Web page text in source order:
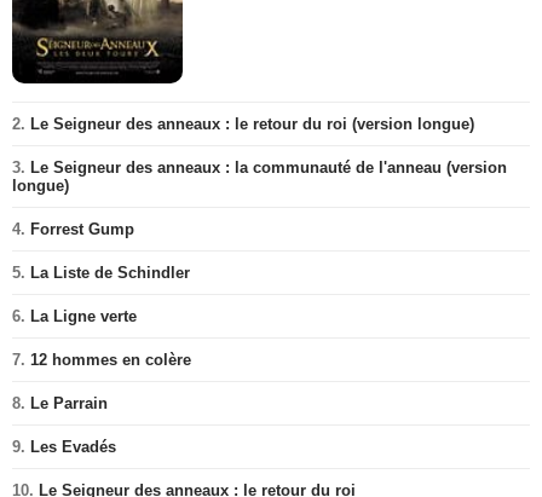
2. Le Seigneur des anneaux : le retour du roi (version longue)
3. Le Seigneur des anneaux : la communauté de l'anneau (version
longue)
4. Forrest Gump
5. La Liste de Schindler
6. La Ligne verte
7. 12 hommes en colère
8. Le Parrain
9. Les Evadés
10. Le Seigneur des anneaux : le retour du roi